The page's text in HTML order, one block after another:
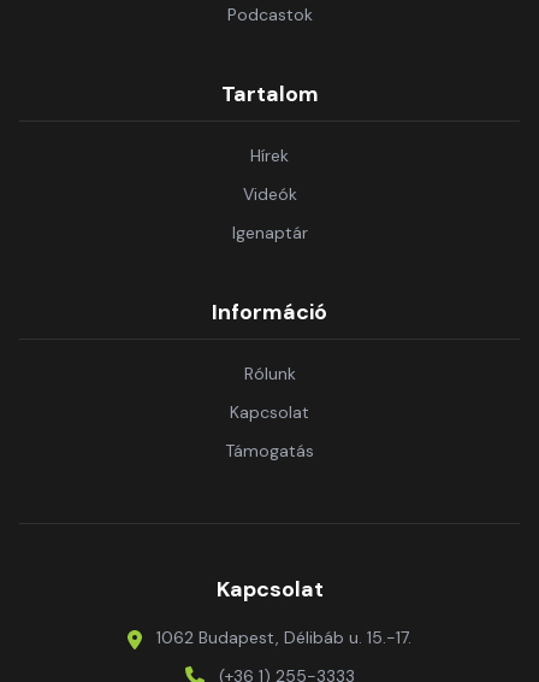
Podcastok
Tartalom
Hírek
Videók
Igenaptár
Információ
Rólunk
Kapcsolat
Támogatás
Kapcsolat
1062 Budapest, Délibáb u. 15.-17.
(+36 1) 255-3333